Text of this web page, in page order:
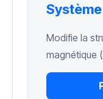
Modifie la
magnétique